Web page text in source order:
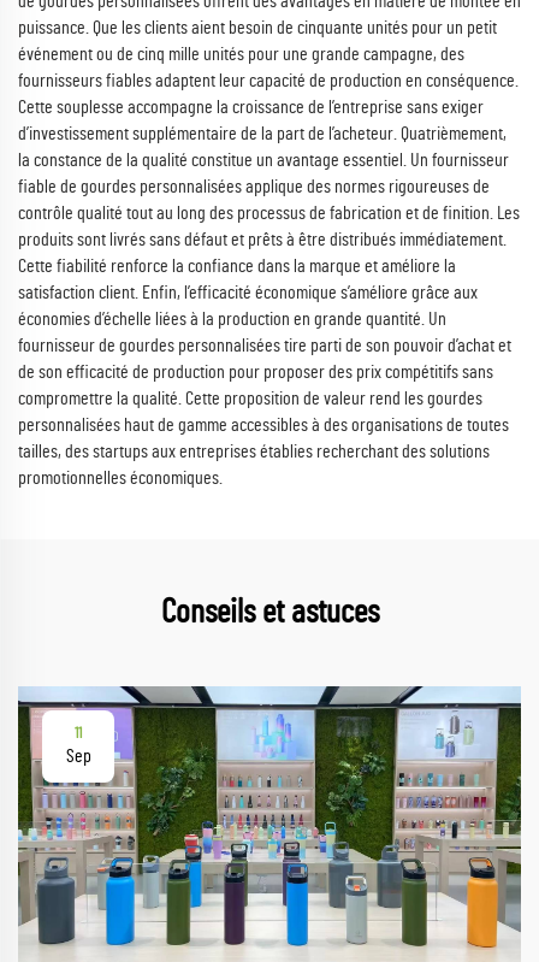
puissance. Que les clients aient besoin de cinquante unités pour un petit
événement ou de cinq mille unités pour une grande campagne, des
fournisseurs fiables adaptent leur capacité de production en conséquence.
Cette souplesse accompagne la croissance de l’entreprise sans exiger
d’investissement supplémentaire de la part de l’acheteur. Quatrièmement,
la constance de la qualité constitue un avantage essentiel. Un fournisseur
fiable de gourdes personnalisées applique des normes rigoureuses de
contrôle qualité tout au long des processus de fabrication et de finition. Les
produits sont livrés sans défaut et prêts à être distribués immédiatement.
Cette fiabilité renforce la confiance dans la marque et améliore la
satisfaction client. Enfin, l’efficacité économique s’améliore grâce aux
économies d’échelle liées à la production en grande quantité. Un
fournisseur de gourdes personnalisées tire parti de son pouvoir d’achat et
de son efficacité de production pour proposer des prix compétitifs sans
compromettre la qualité. Cette proposition de valeur rend les gourdes
personnalisées haut de gamme accessibles à des organisations de toutes
tailles, des startups aux entreprises établies recherchant des solutions
promotionnelles économiques.
Conseils et astuces
11
Sep